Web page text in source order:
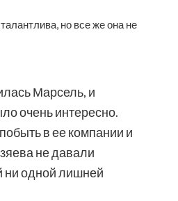
но все же она не
Марсель, и
очень интересно.
в ее компании и
не давали
ни одной лишней